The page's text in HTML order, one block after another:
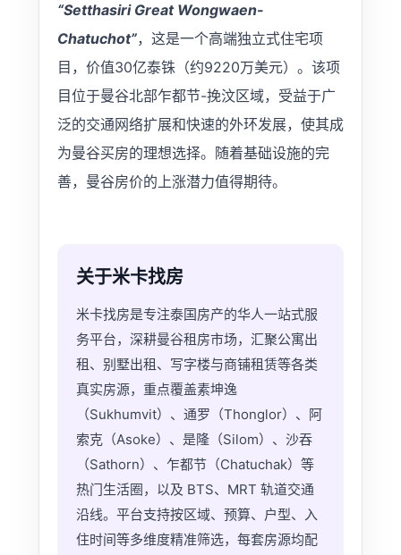
“Setthasiri Great Wongwaen-
Chatuchot”，这是一个高端独立式住宅项
目，价值30亿泰铢（约9220万美元）。该项
目位于曼谷北部乍都节-挽汶区域，受益于广
泛的交通网络扩展和快速的外环发展，使其成
为曼谷买房的理想选择。随着基础设施的完
善，曼谷房价的上涨潜力值得期待。
关于米卡找房
米卡找房是专注泰国房产的华人一站式服
务平台，深耕曼谷租房市场，汇聚公寓出
租、别墅出租、写字楼与商铺租赁等各类
真实房源，重点覆盖素坤逸
（Sukhumvit）、通罗（Thonglor）、阿
索克（Asoke）、是隆（Silom）、沙吞
（Sathorn）、乍都节（Chatuchak）等
热门生活圈，以及 BTS、MRT 轨道交通
沿线。平台支持按区域、预算、户型、入
住时间等多维度精准筛选，每套房源均配